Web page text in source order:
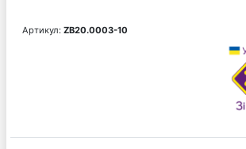
Артикул: ZB20.0003-10